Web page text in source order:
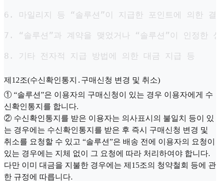
6. 마일리지 등 “솔루션”이 지급한 포인트에 의한 결
7. “솔루션”과 계약을 맺었거나 “솔루션”이 인정한
8. 기타 전자적 지급 방법에 의한 대금 지급 등
제12조(수신확인통지․구매신청 변경 및 취소)
① “솔루션”은 이용자의 구매신청이 있는 경우 이용자에게 수
신확인통지를 합니다.
② 수신확인통지를 받은 이용자는 의사표시의 불일치 등이 있
는 경우에는 수신확인통지를 받은 후 즉시 구매신청 변경 및
취소를 요청할 수 있고 “솔루션”은 배송 전에 이용자의 요청이
있는 경우에는 지체 없이 그 요청에 따라 처리하여야 합니다.
다만 이미 대금을 지불한 경우에는 제15조의 청약철회 등에 관
한 규정에 따릅니다.